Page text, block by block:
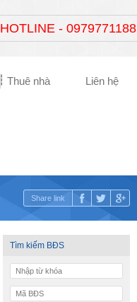
HOTLINE - 0979771188
Thuê nhà Liên hệ
Share link
Tìm kiếm BĐS